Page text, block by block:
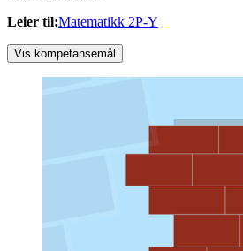
Leier til:Matematikk 2P-Y
Vis kompetansemål